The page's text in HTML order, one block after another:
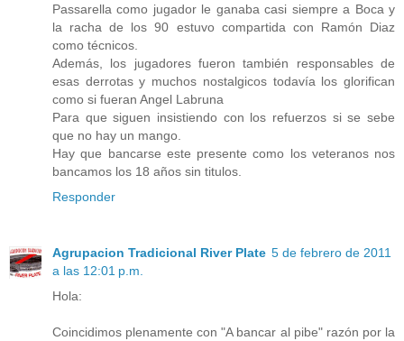
Passarella como jugador le ganaba casi siempre a Boca y
la racha de los 90 estuvo compartida con Ramón Diaz
como técnicos.
Además, los jugadores fueron también responsables de
esas derrotas y muchos nostalgicos todavía los glorifican
como si fueran Angel Labruna
Para que siguen insistiendo con los refuerzos si se sebe
que no hay un mango.
Hay que bancarse este presente como los veteranos nos
bancamos los 18 años sin titulos.
Responder
Agrupacion Tradicional River Plate 5 de febrero de 2011
a las 12:01 p.m.
Hola:
Coincidimos plenamente con "A bancar al pibe" razón por la